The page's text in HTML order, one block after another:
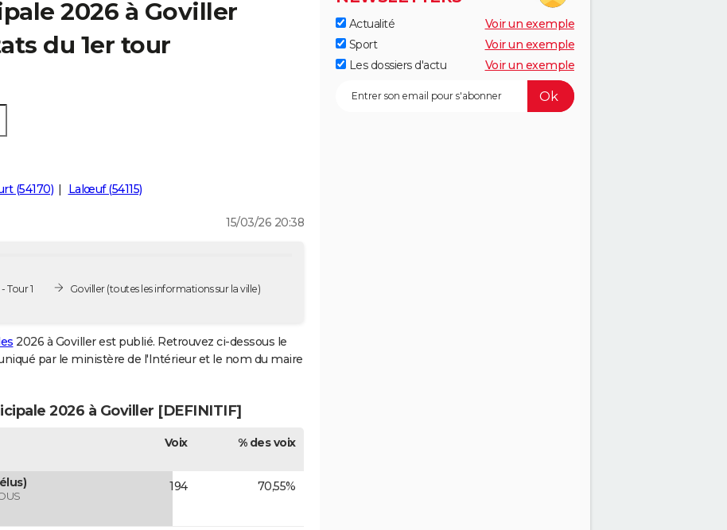
2026 à Goviller
du 1er tour
(54170) Lalœuf (54115)
15/03/26 20:38
Tour 1
Goviller(toutes les informations sur la ville)
2026 à Goviller est publié. Retrouvez ci-dessous le
par le ministère de l'Intérieur et le nom du maire
2026 à Goviller [DEFINITIF]
Voix % des voix
194 70,55%
Actualité
Voir un exemple
Sport
Voir un exemple
Les dossiers d'actu
Voir un exemple